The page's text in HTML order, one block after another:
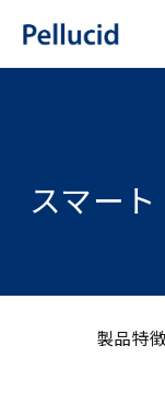
スマー
製品特